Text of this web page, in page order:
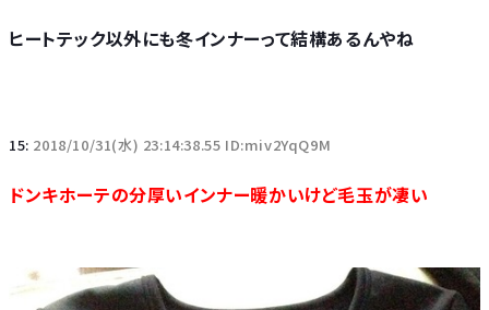
ヒートテック以外にも冬インナーって結構あるんやね
15: 2018/10/31(水) 23:14:38.55 ID:miv2YqQ9M
ドンキホーテの分厚いインナー暖かいけど毛玉が凄い